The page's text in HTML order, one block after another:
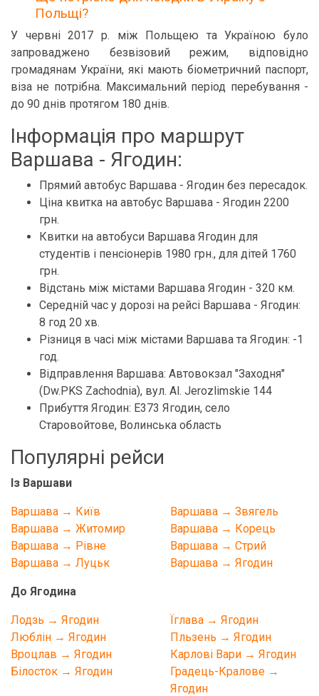
Польщі?
У червні 2017 р. між Польщею та Україною було
запроваджено безвізовий режим, відповідно
громадянам України, які мають біометричний паспорт,
віза не потрібна. Максимальний період перебування -
до 90 днів протягом 180 днів.
Інформація про маршрут
Варшава - Ягодин:
Прямий автобус Варшава - Ягодин без пересадок.
Ціна квитка на автобус Варшава - Ягодин 2200
грн.
Квитки на автобуси Варшава Ягодин для
студентів і пенсіонерів 1980 грн., для дітей 1760
грн.
Відстань між містами Варшава Ягодин - 320 км.
Середній час у дорозі на рейсі Варшава - Ягодин:
8 год 20 хв.
Різниця в часі між містами Варшава та Ягодин: -1
год.
Відправлення Варшава: Автовокзал "Заходня"
(Dw.PKS Zachodnia), вул. Al. Jerozlimskie 144
Прибуття Ягодин: Е373 Ягодин, село
Старовойтове, Волинська область
Популярні рейси
Із Варшави
Варшава → Київ
Варшава → Житомир
Варшава → Рівне
Варшава → Луцьк
Варшава → Звягель
Варшава → Корець
Варшава → Стрий
Варшава → Ягодин
До Ягодина
Лодзь → Ягодин
Люблін → Ягодин
Вроцлав → Ягодин
Білосток → Ягодин
Їглава → Ягодин
Пльзень → Ягодин
Карлові Вари → Ягодин
Градець-Кралове →
Ягодин